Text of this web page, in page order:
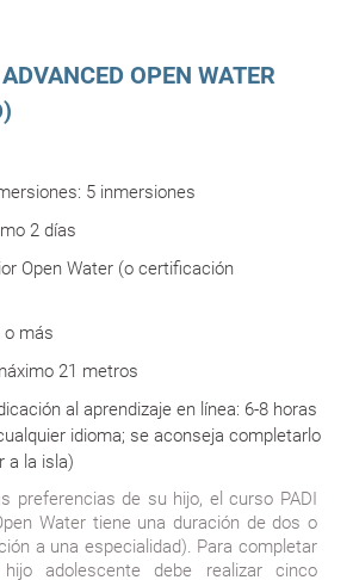
OPEN WATER
5 inmersiones
2 días
Open Water (o certificación
o más
21 metros
al aprendizaje en línea: 6-8 horas
idioma; se aconseja completarlo
a la isla)
preferencias de su hijo, el curso PADI
Water tiene una duración de dos o
a una especialidad). Para completar
adolescente debe realizar cinco